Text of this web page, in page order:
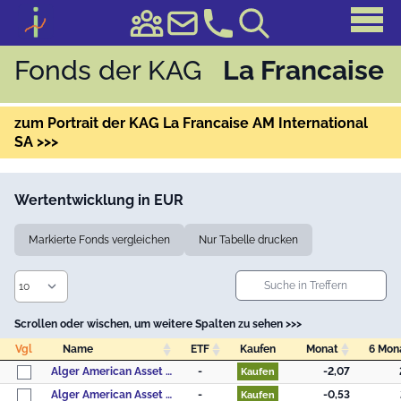
Fonds der KAG La Francaise
zum Portrait der KAG La Francaise AM International
SA >>>
Wertentwicklung in EUR
Markierte Fonds vergleichen Nur Tabelle drucken
Scrollen oder wischen, um weitere Spalten zu sehen >>>
Vgl
Name ETF Kaufen Monat
6
Vgl
Name ETF Kaufen Monat 6
Alger American Asset Growth Fund A EU - Kaufen -2,07
Alger American Asset Growth Fund A US
- Kaufen -0,53